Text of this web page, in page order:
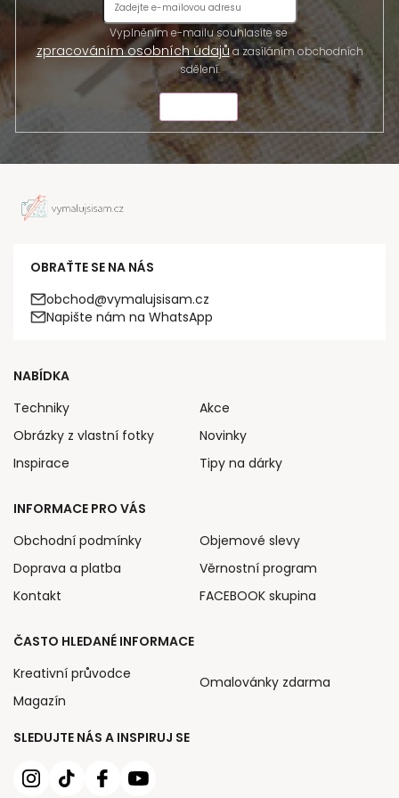
Vyplněním e-mailu souhlasíte se
zpracováním osobních údajůa zasíláním obchodních
sdělení.
OBRAŤTE SE NA NÁS
obchod@vymalujsisam.cz
Napište nám na WhatsApp
SLEDUJTE NÁS A INSPIRUJ SE
NABÍDKA
Techniky
Obrázky z vlastní fotky
Inspirace
Akce
Novinky
Tipy na dárky
INFORMACE PRO VÁS
Obchodní podmínky
Doprava a platba
Kontakt
Objemové slevy
Věrnostní program
FACEBOOK skupina
ČASTO HLEDANÉ INFORMACE
Kreativní průvodce
Magazín
Omalovánky zdarma